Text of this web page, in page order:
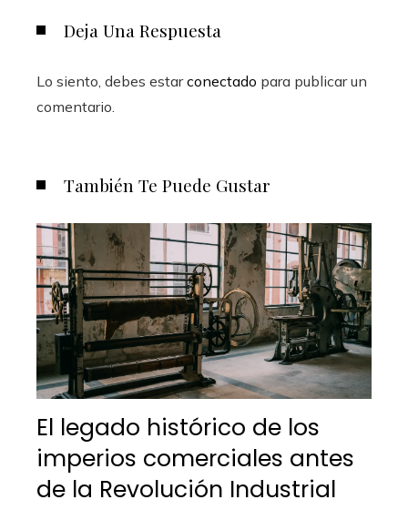
Deja Una Respuesta
Lo siento, debes estarconectado para publicar un
comentario.
También Te Puede Gustar
El legado histórico de los
imperios comerciales antes
de la Revolución Industrial